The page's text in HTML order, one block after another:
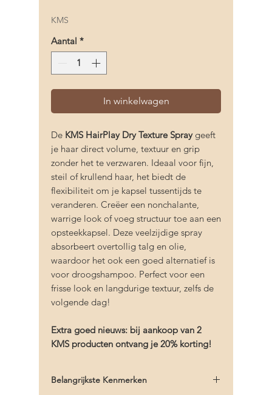
KMS
Aantal *
In winkelwagen
De KMS HairPlay Dry Texture Spraygeeft
je haar direct volume, textuur en grip
zonder het te verzwaren. Ideaal voor fijn,
steil of krullend haar, het biedt de
flexibiliteit om je kapsel tussentijds te
veranderen. Creëer een nonchalante,
warrige look of voeg structuur toe aan een
opsteekkapsel. Deze veelzijdige spray
absorbeert overtollig talg en olie,
waardoor het ook een goed alternatief is
voor droogshampoo. Perfect voor een
frisse look en langdurige textuur, zelfs de
volgende dag!
Extra goed nieuws: bij aankoop van 2
KMS producten ontvang je 20% korting!
Belangrijkste Kenmerken